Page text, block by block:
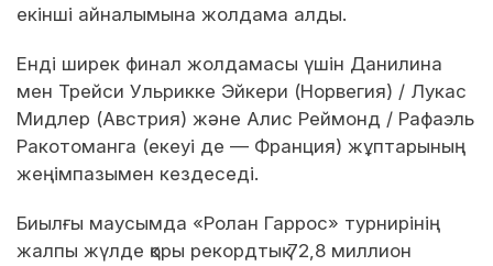
екінші айналымына жолдама алды.
Енді ширек финал жолдамасы үшін Данилина
мен Трейси Ульрикке Эйкери (Норвегия) / Лукас
Мидлер (Австрия) және Алис Реймонд / Рафаэль
Ракотоманга (екеуі де — Франция) жұптарының
жеңімпазымен кездеседі.
Биылғы маусымда «Ролан Гаррос» турнирінің
жалпы жүлде қоры рекордтық 72,8 миллион